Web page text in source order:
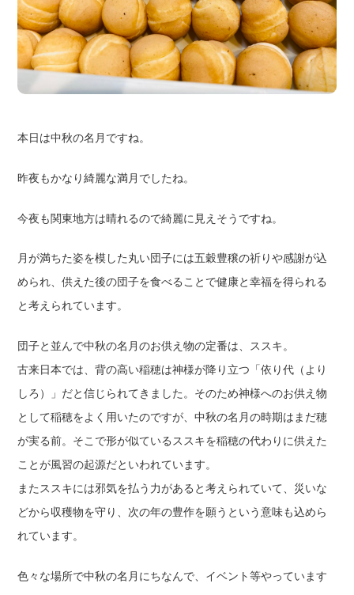
本日は中秋の名月ですね。
昨夜もかなり綺麗な満月でしたね。
今夜も関東地方は晴れるので綺麗に見えそうですね。
月が満ちた姿を模した丸い団子には五穀豊穣の祈りや感謝が込
められ、供えた後の団子を食べることで健康と幸福を得られる
と考えられています。
団子と並んで中秋の名月のお供え物の定番は、ススキ。
古来日本では、背の高い稲穂は神様が降り立つ「依り代（より
しろ）」だと信じられてきました。そのため神様へのお供え物
として稲穂をよく用いたのですが、中秋の名月の時期はまだ穂
が実る前。そこで形が似ているススキを稲穂の代わりに供えた
ことが風習の起源だといわれています。
またススキには邪気を払う力があると考えられていて、災いな
どから収穫物を守り、次の年の豊作を願うという意味も込めら
れています。
色々な場所で中秋の名月にちなんで、イベント等やっています